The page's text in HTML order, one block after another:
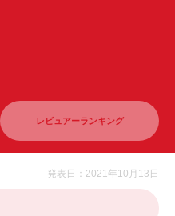
レビュアーランキング
発表日：2021年10月13日